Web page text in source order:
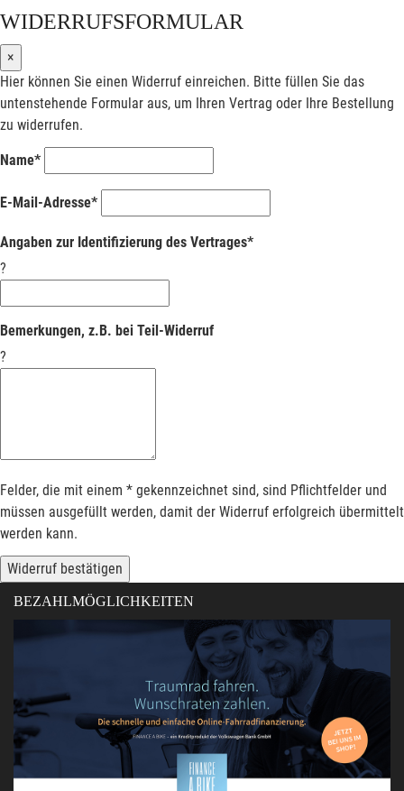
WIDERRUFSFORMULAR
×
Hier können Sie einen Widerruf einreichen. Bitte füllen Sie das
untenstehende Formular aus, um Ihren Vertrag oder Ihre Bestellung
zu widerrufen.
Name*
E-Mail-Adresse*
Angaben zur Identifizierung des Vertrages*
?
Bemerkungen, z.B. bei Teil-Widerruf
?
Felder, die mit einem * gekennzeichnet sind, sind Pflichtfelder und
müssen ausgefüllt werden, damit der Widerruf erfolgreich übermittelt
werden kann.
Widerruf bestätigen
BEZAHLMÖGLICHKEITEN